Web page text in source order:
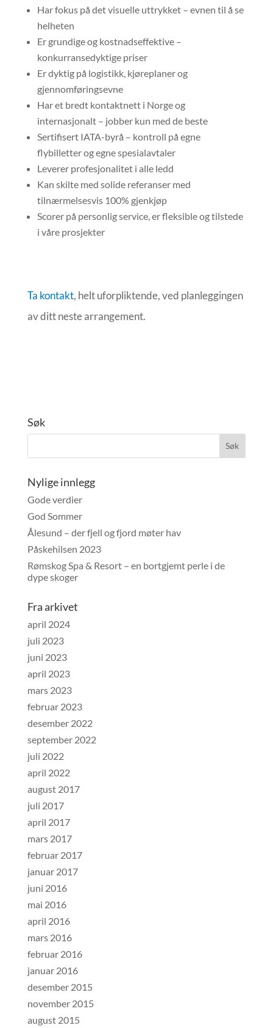
Har fokus på det visuelle uttrykket – evnen til å se
helheten
Er grundige og kostnadseffektive –
konkurransedyktige priser
Er dyktig på logistikk, kjøreplaner og
gjennomføringsevne
Har et bredt kontaktnett i Norge og
internasjonalt – jobber kun med de beste
Sertifisert IATA-byrå – kontroll på egne
flybilletter og egne spesialavtaler
Leverer profesjonalitet i alle ledd
Kan skilte med solide referanser med
tilnærmelsesvis 100% gjenkjøp
Scorer på personlig service, er fleksible og tilstede
i våre prosjekter
Ta kontakt, helt uforpliktende, ved planleggingen
av ditt neste arrangement.
Søk
Nylige innlegg
Gode verdier
God Sommer
Ålesund – der fjell og fjord møter hav
Påskehilsen 2023
Rømskog Spa & Resort – en bortgjemt perle i de
dype skoger
Fra arkivet
april 2024
juli 2023
juni 2023
april 2023
mars 2023
februar 2023
desember 2022
september 2022
juli 2022
april 2022
august 2017
juli 2017
april 2017
mars 2017
februar 2017
januar 2017
juni 2016
mai 2016
april 2016
mars 2016
februar 2016
januar 2016
desember 2015
november 2015
august 2015